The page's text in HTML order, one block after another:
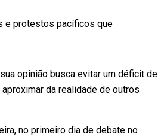
e protestos pacíficos que
opinião busca evitar um déficit de
da realidade de outros
no primeiro dia de debate no